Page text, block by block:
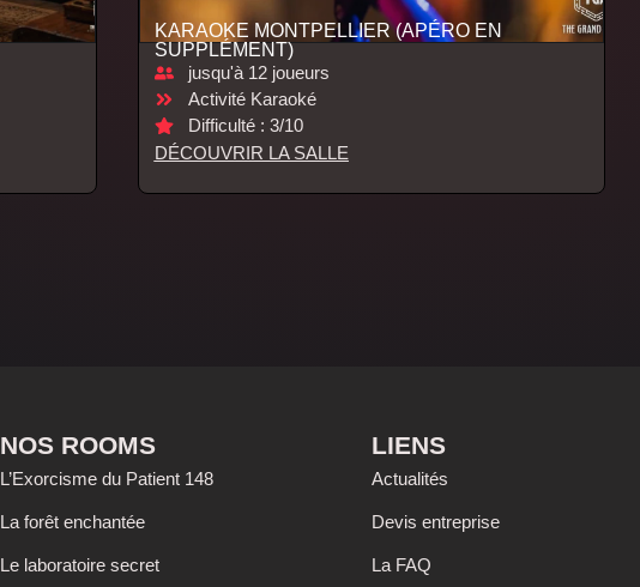
KARAOKE MONTPELLIER (APÉRO EN
SUPPLÉMENT)
jusqu'à 12 joueurs
Activité Karaoké
Difficulté : 3/10
DÉCOUVRIR LA SALLE
NOS ROOMS
L’Exorcisme du Patient 148
La forêt enchantée
Le laboratoire secret
LIENS
Actualités
Devis entreprise
La FAQ